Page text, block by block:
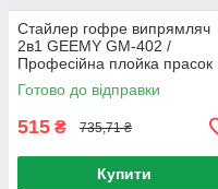
Стайлер гофре випрямляч
2в1 GEEMY GM-402 /
Професійна плойка прасок
для волосся
Готово до відправки
515 ₴ 735,71 ₴
Купити